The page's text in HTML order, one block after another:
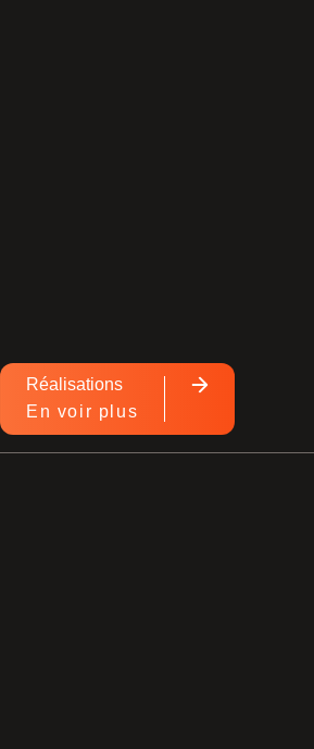
Réalisations
En voir plus